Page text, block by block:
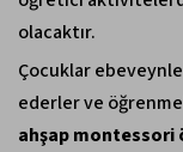
olacaktır.
Çocuklar
ederler ve
ahşap montessori